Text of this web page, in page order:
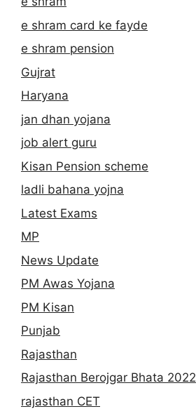
e shram card ke fayde
e shram pension
Gujrat
Haryana
jan dhan yojana
job alert guru
Kisan Pension scheme
ladli bahana yojna
Latest Exams
MP
News Update
PM Awas Yojana
PM Kisan
Punjab
Rajasthan
Rajasthan Berojgar Bhata 2022
rajasthan CET